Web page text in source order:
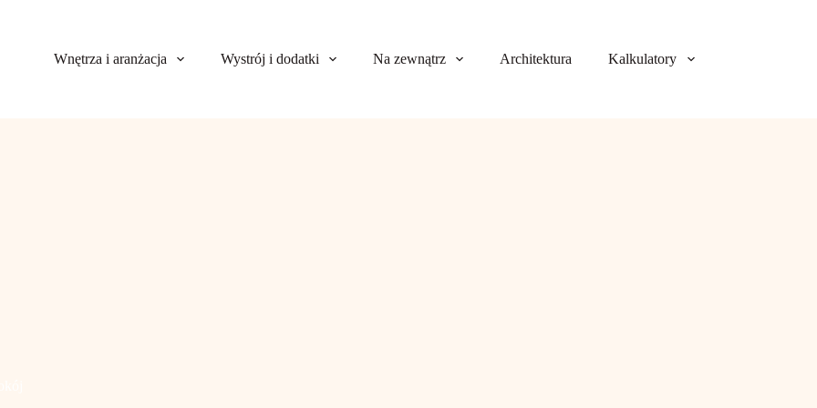
Wnętrza i aranżacja
Wystrój i dodatki Na zewnątrz Architektura Kalkulatory